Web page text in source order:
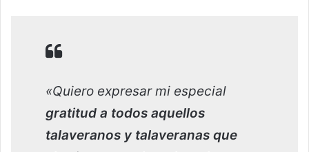
«Quiero expresar mi especial
gratitud a todos aquellos
talaveranos y talaveranas que